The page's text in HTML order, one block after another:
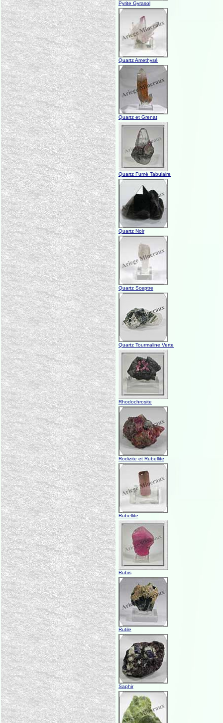
Pyrite Gyrasol
Quartz Amethysé
Quartz et Grenat
Quartz Fumé Tabulaire
Quartz Noir
Quartz Sceptre
Quartz Tourmaline Verte
Rhodochrosite
Rodizite et Rubellite
Rubellite
Rubis
Rutile
Saphir